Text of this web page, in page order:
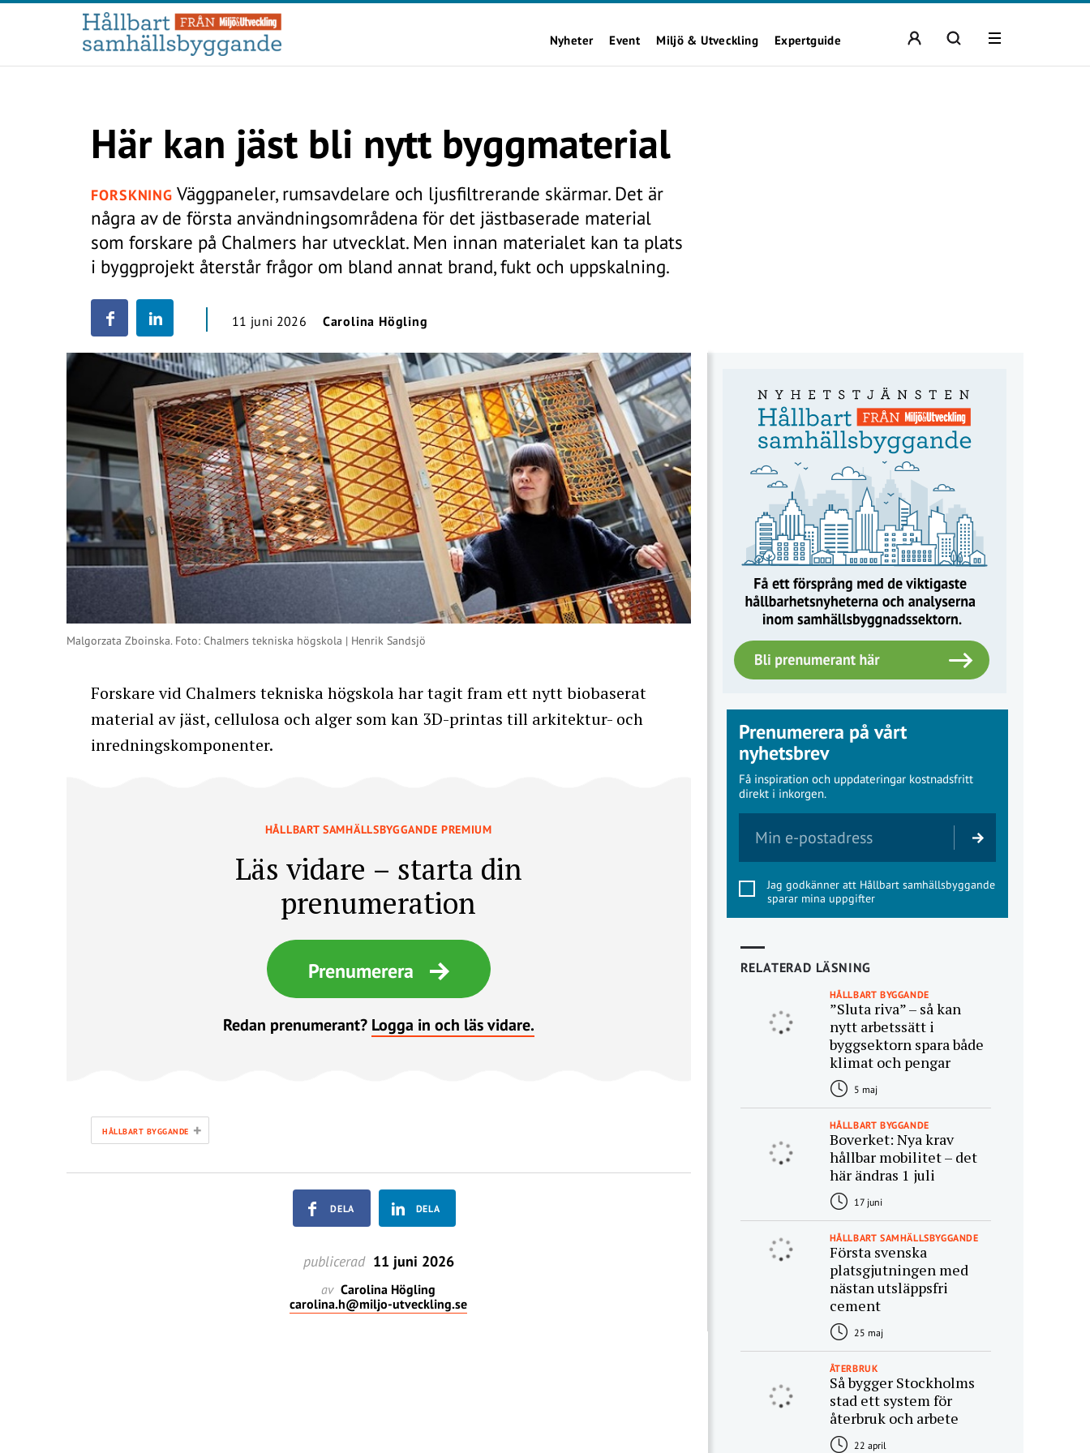
Nyheter Event Miljö & Utveckling Expertguide
Här kan jäst bli nytt byggmaterial
FORSKNING Väggpaneler, rumsavdelare och ljusfiltrerande skärmar. Det är
några av de första användningsområdena för det jästbaserade material
som forskare på Chalmers har utvecklat. Men innan materialet kan ta plats
i byggprojekt återstår frågor om bland annat brand, fukt och uppskalning.
11 juni 2026 Carolina Högling
Malgorzata Zboinska. Foto: Chalmers tekniska högskola | Henrik Sandsjö
Forskare vid Chalmers tekniska högskola har tagit fram ett nytt biobaserat
material av jäst, cellulosa och alger som kan 3D-printas till arkitektur- och
inredningskomponenter.
HÅLLBART SAMHÄLLSBYGGANDE PREMIUM
Läs vidare – starta din
prenumeration
Prenumerera
Redan prenumerant? Logga in och läs vidare.
HÅLLBART BYGGANDE +
DELA DELA
publicerad 11 juni 2026
av Carolina Högling
carolina.h@miljo-utveckling.se
Prenumerera på vårt
nyhetsbrev
Få inspiration och uppdateringar kostnadsfritt
direkt i inkorgen.
Jag godkänner att Hållbart samhällsbyggande
sparar mina uppgifter
RELATERAD LÄSNING
HÅLLBART BYGGANDE
”Sluta riva” – så kan
nytt arbetssätt i
byggsektorn spara både
klimat och pengar
5 maj
HÅLLBART BYGGANDE
Boverket: Nya krav
hållbar mobilitet – det
här ändras 1 juli
17 juni
HÅLLBART SAMHÄLLSBYGGANDE
Första svenska
platsgjutningen med
nästan utsläppsfri
cement
25 maj
ÅTERBRUK
Så bygger Stockholms
stad ett system för
återbruk och arbete
22 april